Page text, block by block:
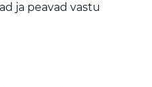
ja peavad vastu